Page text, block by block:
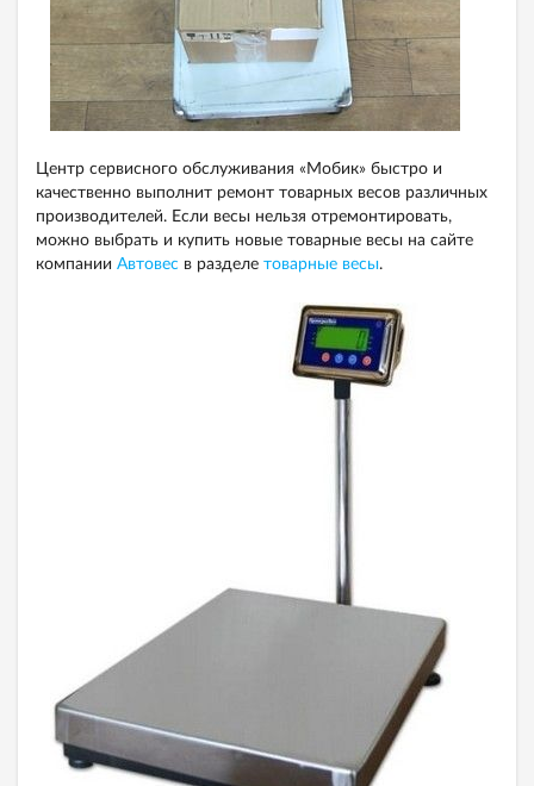
Центр сервисного обслуживания «Мобик» быстро и
качественно выполнит ремонт товарных весов различных
производителей. Если весы нельзя отремонтировать,
можно выбрать и купить новые товарные весы на сайте
компании Автовес в разделе товарные весы.